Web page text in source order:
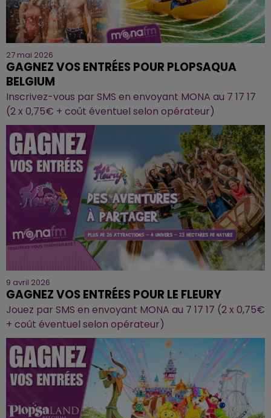
27 mai 2026
GAGNEZ VOS ENTRÉES POUR PLOPSAQUA
BELGIUM
Inscrivez-vous par SMS en envoyant MONA au 7 17 17
(2 x 0,75€ + coût éventuel selon opérateur)
9 avril 2026
GAGNEZ VOS ENTRÉES POUR LE FLEURY
Jouez par SMS en envoyant MONA au 7 17 17 (2 x 0,75€
+ coût éventuel selon opérateur)